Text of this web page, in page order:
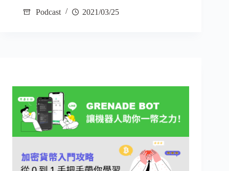
Podcast
2021/03/25